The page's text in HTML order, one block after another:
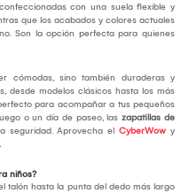
con una suela flexible y
que los acabados y colores actuales
Son la opción perfecta para quienes
cómodas, sino también duraderas y
desde modelos clásicos hasta los más
para acompañar a tus pequeños
o un día de paseo, las zapatillas de
seguridad. Aprovecha el CyberWow y
niños?
talón hasta la punta del dedo más largo